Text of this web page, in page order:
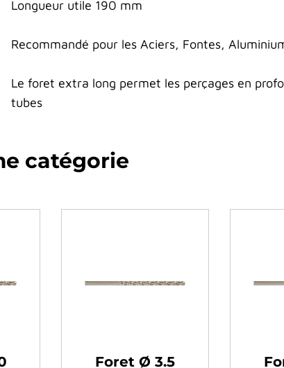
Longueur utile 190 mm
Recommandé pour les Aciers, Fontes,
Le foret extra long permet les perçages en
tubes
catégorie
Foret Ø 3.5